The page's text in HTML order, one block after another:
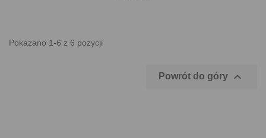
Pokazano 1-6 z 6 pozycji
Powrót do góry 